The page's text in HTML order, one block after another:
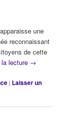
une
reconnaissant
de cette
lecture →
| Laisser un